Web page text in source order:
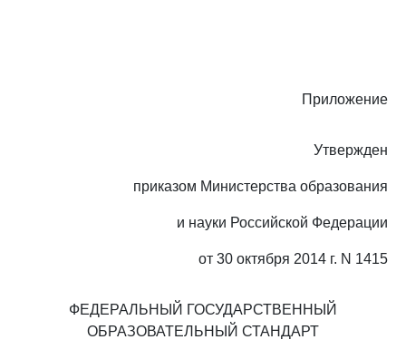
Приложение
Утвержден
приказом Министерства образования
и науки Российской Федерации
от 30 октября 2014 г. N 1415
ФЕДЕРАЛЬНЫЙ ГОСУДАРСТВЕННЫЙ
ОБРАЗОВАТЕЛЬНЫЙ СТАНДАРТ